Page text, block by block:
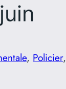
, Policier,